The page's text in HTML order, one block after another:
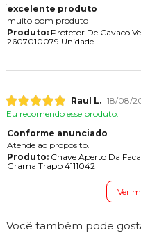
excelente produto
muito bom produto
Produto:Protetor De Cavaco
2607010079 Unidade
Raul L. 18/08/
Eu recomendo esse produto.
Conforme anunciado
Atende ao proposito.
Produto:Chave Aperto Da
Grama Trapp 4111042
Ver
Você também pode